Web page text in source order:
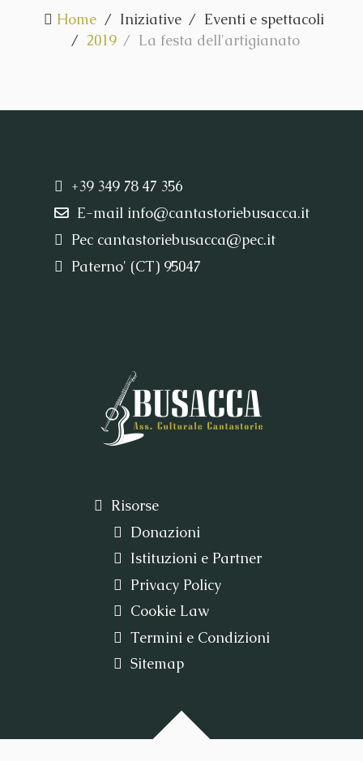
Home Iniziative
Eventi e spettacoli
2019
La festa dell'artigianato
+39 349 78 47 356
E-mail info@cantastoriebusacca.it
Pec cantastoriebusacca@pec.it
Paterno' (CT) 95047
Risorse
Donazioni
Istituzioni e Partner
Privacy Policy
Cookie Law
Termini e Condizioni
Sitemap